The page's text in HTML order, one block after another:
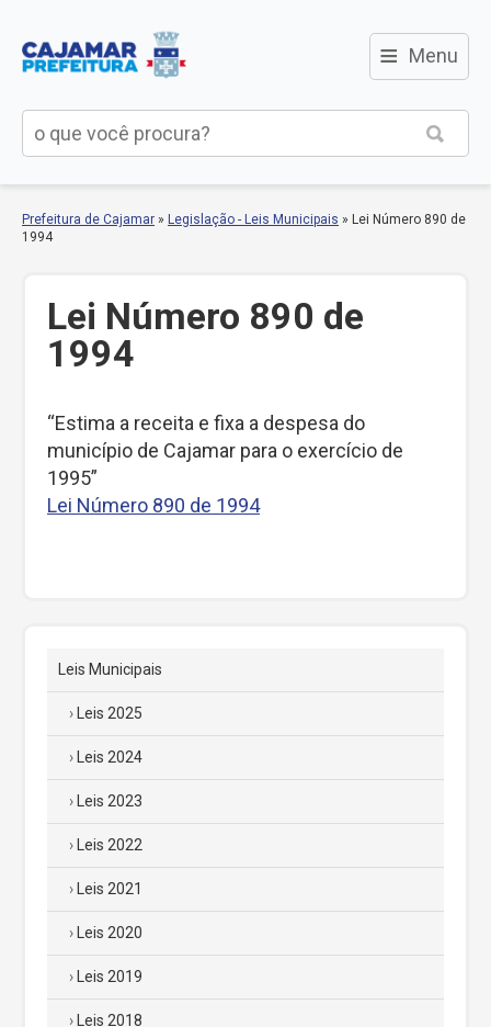
≡ Menu
Prefeitura de Cajamar » Legislação - Leis Municipais » Lei Número 890 de
1994
Lei Número 890 de
1994
“Estima a receita e fixa a despesa do
município de Cajamar para o exercício de
1995”
Lei Número 890 de 1994
Leis Municipais
Leis 2025
Leis 2024
Leis 2023
Leis 2022
Leis 2021
Leis 2020
Leis 2019
Leis 2018